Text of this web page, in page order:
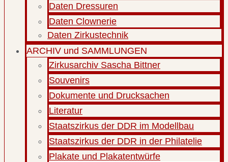
Daten Dressuren
Daten Clownerie
Daten Zirkustechnik
ARCHIV und SAMMLUNGEN
Zirkusarchiv Sascha Bittner
Souvenirs
Dokumente und Drucksachen
Literatur
Staatszirkus der DDR im Modellbau
Staatszirkus der DDR in der Philatelie
Plakate und Plakatentwürfe